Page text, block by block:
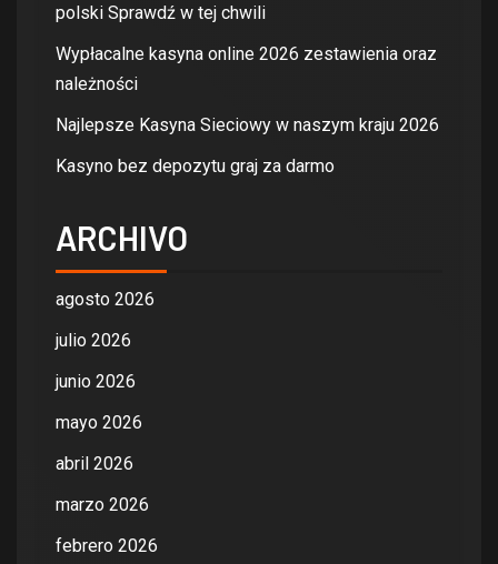
polski Sprawdź w tej chwili
Wypłacalne kasyna online 2026 zestawienia oraz
należności
Najlepsze Kasyna Sieciowy w naszym kraju 2026
Kasyno bez depozytu graj za darmo
ARCHIVO
agosto 2026
julio 2026
junio 2026
mayo 2026
abril 2026
marzo 2026
febrero 2026